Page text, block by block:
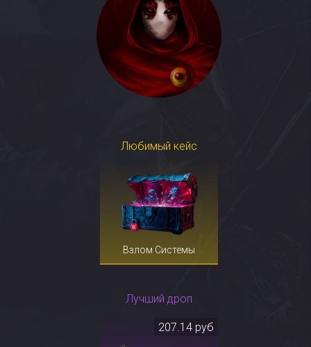
Любимый кейс
Взлом Системы
Лучший дроп
207.14 руб